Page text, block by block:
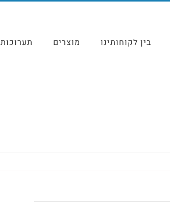
בין לקוחותינו מוצרים תערוכות